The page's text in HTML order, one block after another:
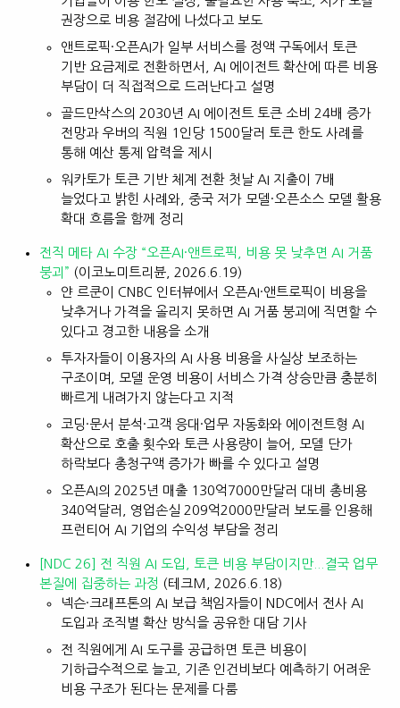
권장으로 비용 절감에 나섰다고 보도
앤트로픽·오픈AI가 일부 서비스를 정액 구독에서 토큰
기반 요금제로 전환하면서, AI 에이전트 확산에 따른 비용
부담이 더 직접적으로 드러난다고 설명
골드만삭스의 2030년 AI 에이전트 토큰 소비 24배 증가
전망과 우버의 직원 1인당 1500달러 토큰 한도 사례를
통해 예산 통제 압력을 제시
워카토가 토큰 기반 체계 전환 첫날 AI 지출이 7배
늘었다고 밝힌 사례와, 중국 저가 모델·오픈소스 모델 활용
확대 흐름을 함께 정리
전직 메타 AI 수장 “오픈AI·앤트로픽, 비용 못 낮추면 AI 거품
붕괴” (이코노미트리뷴, 2026.6.19)
얀 르쿤이 CNBC 인터뷰에서 오픈AI·앤트로픽이 비용을
낮추거나 가격을 올리지 못하면 AI 거품 붕괴에 직면할 수
있다고 경고한 내용을 소개
투자자들이 이용자의 AI 사용 비용을 사실상 보조하는
구조이며, 모델 운영 비용이 서비스 가격 상승만큼 충분히
빠르게 내려가지 않는다고 지적
코딩·문서 분석·고객 응대·업무 자동화와 에이전트형 AI
확산으로 호출 횟수와 토큰 사용량이 늘어, 모델 단가
하락보다 총청구액 증가가 빠를 수 있다고 설명
오픈AI의 2025년 매출 130억7000만달러 대비 총비용
340억달러, 영업손실 209억2000만달러 보도를 인용해
프런티어 AI 기업의 수익성 부담을 정리
[NDC 26] 전 직원 AI 도입, 토큰 비용 부담이지만...결국 업무
본질에 집중하는 과정 (테크M, 2026.6.18)
넥슨·크래프톤의 AI 보급 책임자들이 NDC에서 전사 AI
도입과 조직별 확산 방식을 공유한 대담 기사
전 직원에게 AI 도구를 공급하면 토큰 비용이
기하급수적으로 늘고, 기존 인건비보다 예측하기 어려운
비용 구조가 된다는 문제를 다룸